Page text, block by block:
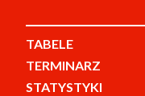
TABELE
TERMINARZ
STATYSTYKI